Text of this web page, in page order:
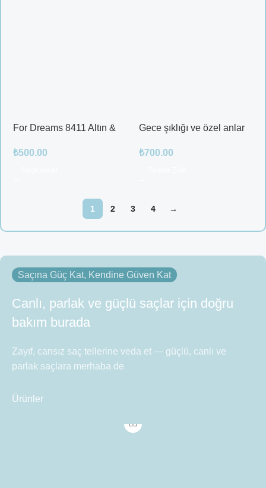
For Dreams 8411 Altın &
Takımı
₺500.00
Gece şıklığı ve özel anlar
₺700.00
1 2 3 4 →
Saçına Güç Kat, Kendine Güven Kat
Canlı, parlak ve güçlü saçlar için doğru
bakım burada
Zayıf, cansız saç tellerine veda et — güçlü, canlı ve
parlak saçlara merhaba de
Ürünler